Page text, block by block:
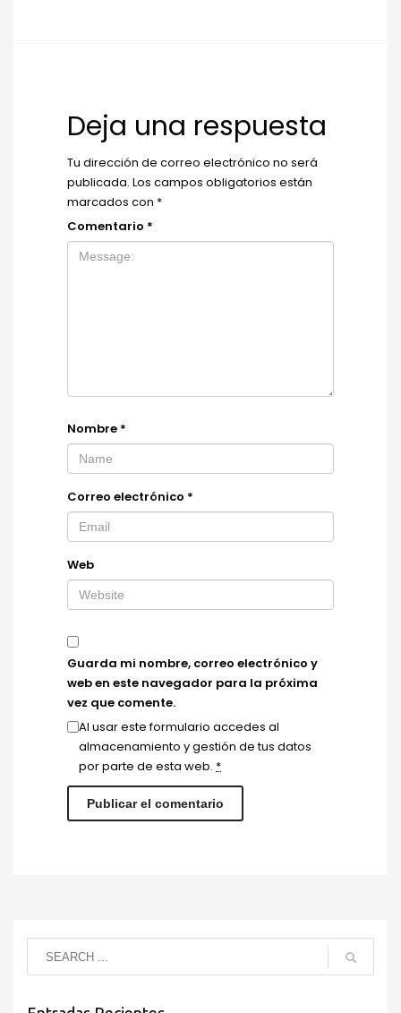
Deja una respuesta
Tu dirección de correo electrónico no será
publicada. Los campos obligatorios están
marcados con *
Comentario *
Nombre *
Correo electrónico *
Web
Guarda mi nombre, correo electrónico y
web en este navegador para la próxima
vez que comente.
Al usar este formulario accedes al
almacenamiento y gestión de tus datos
por parte de esta web. *